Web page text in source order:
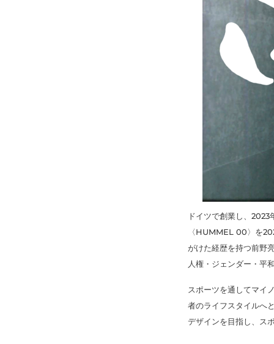
ドイツで創業し、
〈HUMMEL 00〉を
がけた経歴を持つ前野
人権・ジェンダー・平
スポーツを通してマイ
者のライフスタイルへ
デザインを目指し、ス